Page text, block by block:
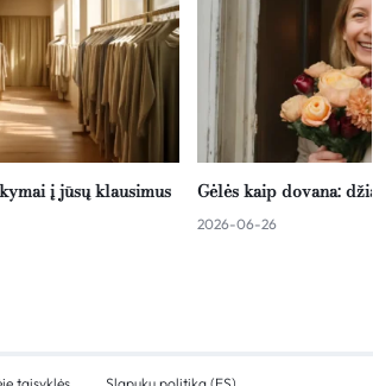
į jūsų klausimus Gėlės kaip dovana:
2026-06-26